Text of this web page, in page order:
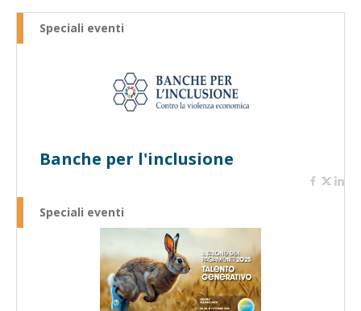
Speciali eventi
Banche per l'inclusione
Speciali eventi